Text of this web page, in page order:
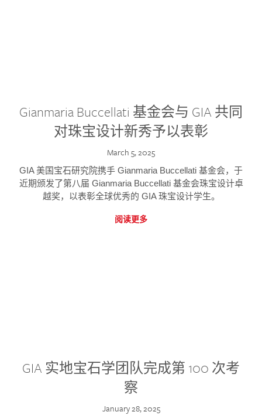
Gianmaria Buccellati 基金会与 GIA 共同
对珠宝设计新秀予以表彰
March 5, 2025
GIA 美国宝石研究院携手 Gianmaria Buccellati 基金会，于
近期颁发了第八届 Gianmaria Buccellati 基金会珠宝设计卓
越奖，以表彰全球优秀的 GIA 珠宝设计学生。
阅读更多
GIA 实地宝石学团队完成第 100 次考
察
January 28, 2025